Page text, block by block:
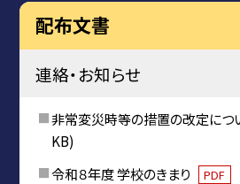
配布文書
連絡・お知らせ
非常変災時等の措置の改定につ
KB)
令和８年度 学校のきまり
PDF